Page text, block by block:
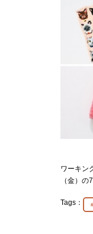
ワーキン
（金）
Tags：